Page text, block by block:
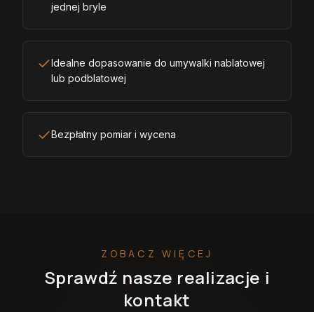
jednej bryle
Idealne dopasowanie do umywalki nablatowej
lub podblatowej
Bezpłatny pomiar i wycena
ZOBACZ WIĘCEJ
Sprawdź nasze realizacje i
kontakt